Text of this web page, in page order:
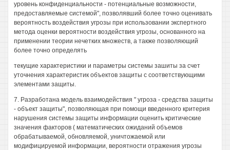
уровень конфиденциальности - потенциальные возможности,
предоставляемые системой", позволявший более точно оценивать
вероятность воздействия угрозы при использовании экспертного
метода оценки вероятности воздействия угрозы, основанного на
применении теории нечетких множеств, а также позволяющий
более точно определять
текущие характеристики и параметры системы зашиты за счет
уточнения характеристик объектов защиты с соответствующими
элементами защиты.
7. Разработана модель взаимодействия " угроза - средства защиты
- объект защиты", позволяющая при помощи введенного критерия
нарушения системы защиты информации оценить критические
значения факторов ( математических ожиданий объемов
обрабатываемой, обновляемой, уничтожаемой или
модифицируемой информации, вероятности отражения угрозы